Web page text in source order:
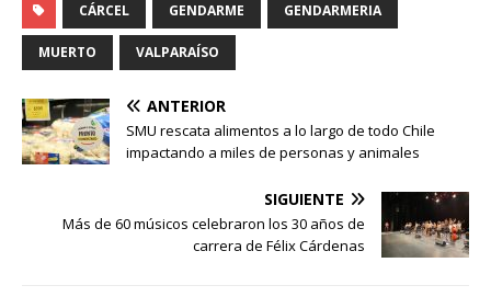
CÁRCEL GENDARME GENDARMERIA
MUERTO VALPARAÍSO
ANTERIOR
SMU rescata alimentos a lo largo de todo Chile
impactando a miles de personas y animales
SIGUIENTE
Más de 60 músicos celebraron los 30 años de
carrera de Félix Cárdenas